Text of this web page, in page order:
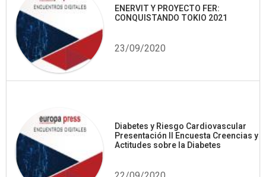
ENERVIT Y PROYECTO FER:
CONQUISTANDO TOKIO 2021
23/09/2020
Diabetes y Riesgo Cardiovascular
Presentación II Encuesta Creencias y
Actitudes sobre la Diabetes